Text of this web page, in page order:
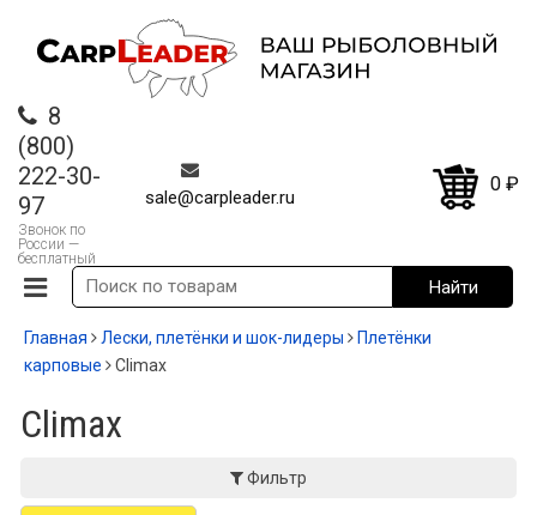
8
(800)
222-30-
97
Звонок по
России —
бесплатный
sale@carpleader.ru
0 ₽
Главная Лески, плетёнки и шок-лидеры
Плетёнки
карповые
Climax
Climax
Фильтр